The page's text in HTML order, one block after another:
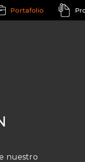
Portafolio
nuestro